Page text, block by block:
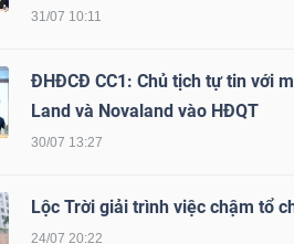
31/07 10:11
ĐHĐCĐ CC1: Chủ tịch tự tin với
Land và Novaland vào HĐQT
30/07 13:27
Lộc Trời giải trình việc chậm tổ
24/07 20:22